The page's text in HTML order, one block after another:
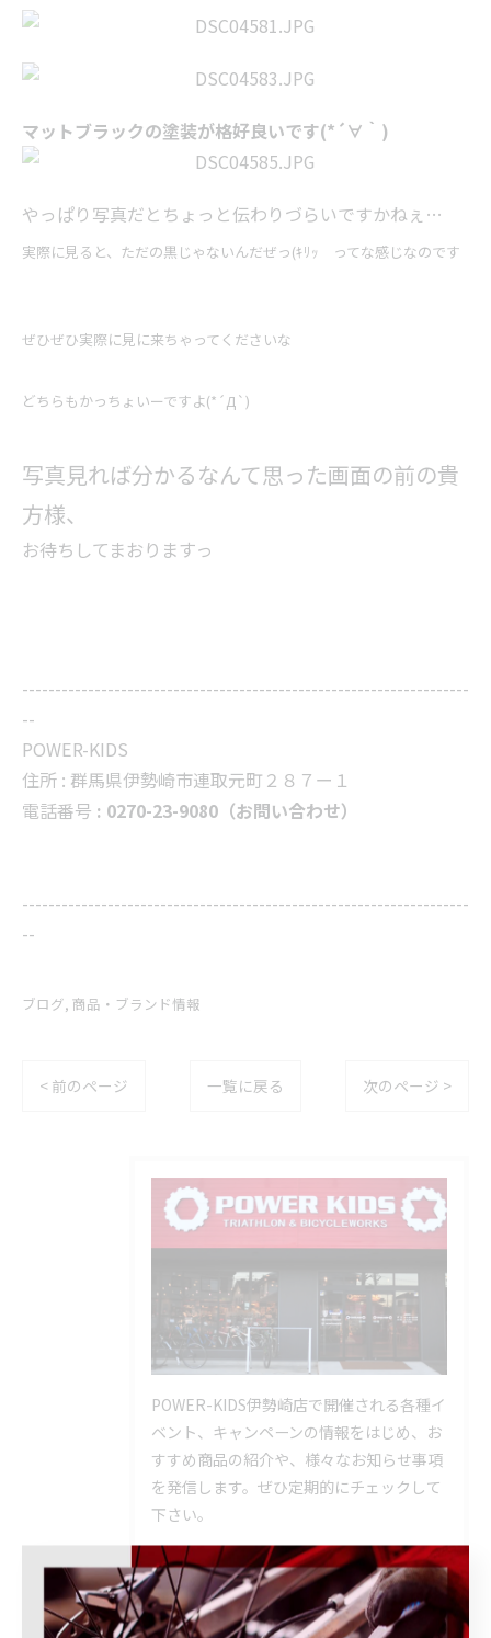
マットブラックの塗装が格好良いです(*´∀｀)
やっぱり写真だとちょっと伝わりづらいですかねぇ…
実際に見ると、ただの黒じゃないんだぜっ(ｷﾘｯ ってな感じなのです
ぜひぜひ実際に見に来ちゃってくださいな
どちらもかっちょいーですよ(*´Д`)
写真見れば分かるなんて思った画面の前の貴
方様、
お待ちしてまおりますっ
--------------------------------------------------------------------
--
POWER-KIDS
住所 : 群馬県伊勢崎市連取元町２８７ー１
電話番号 : 0270-23-9080（お問い合わせ）
--------------------------------------------------------------------
--
ブログ 商品・ブランド情報
< 前のページ 一覧に戻る 次のページ >
POWER-KIDS伊勢崎店で開催される各種イ
ベント、キャンペーンの情報をはじめ、お
すすめ商品の紹介や、様々なお知らせ事項
を発信します。ぜひ定期的にチェックして
下さい。
カテゴリー Categories